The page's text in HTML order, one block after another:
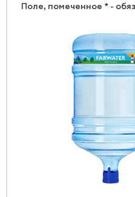
Поле, помеченное * -